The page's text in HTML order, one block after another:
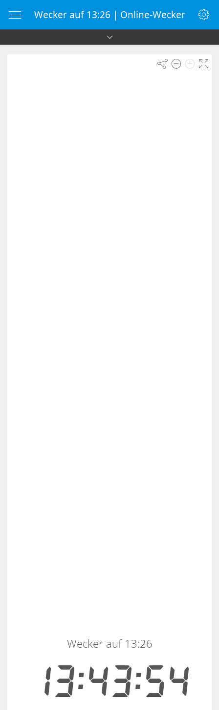
Wecker auf 13:26 | Online-Wecker
13:43:55
Wecker auf 13:26